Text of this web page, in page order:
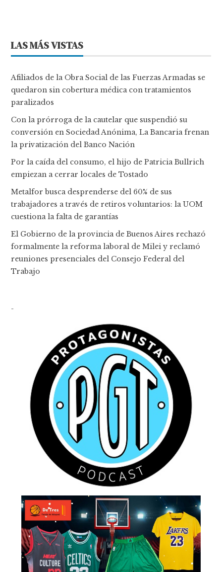
LAS MÁS VISTAS
Afiliados de la Obra Social de las Fuerzas Armadas se
quedaron sin cobertura médica con tratamientos
paralizados
Con la prórroga de la cautelar que suspendió su
conversión en Sociedad Anónima, La Bancaria frenan
la privatización del Banco Nación
Por la caída del consumo, el hijo de Patricia Bullrich
empiezan a cerrar locales de Tostado
Metalfor busca desprenderse del 60% de sus
trabajadores a través de retiros voluntarios: la UOM
cuestiona la falta de garantías
El Gobierno de la provincia de Buenos Aires rechazó
formalmente la reforma laboral de Milei y reclamó
reuniones presenciales del Consejo Federal del
Trabajo
-